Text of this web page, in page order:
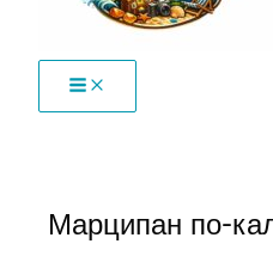
Марципан по-